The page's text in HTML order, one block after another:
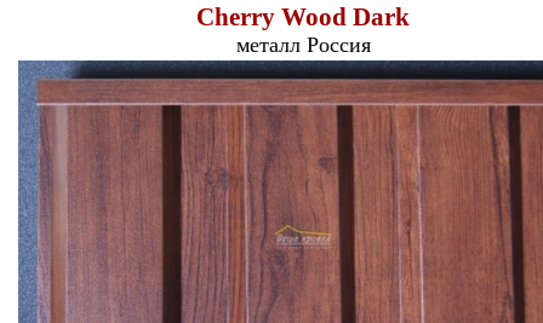
Cherry Wood Dark
металл Россия